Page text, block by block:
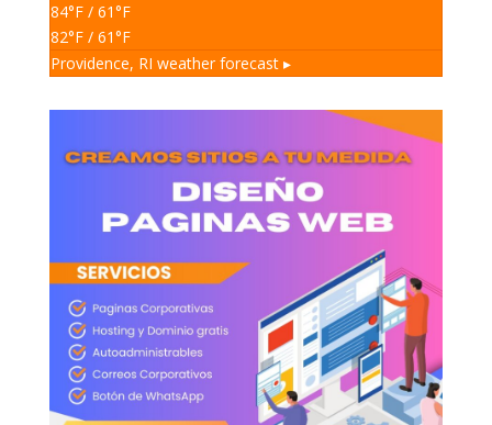
84°F/ 61°F
82°F/ 61°F
Providence, RI weather forecast ▸